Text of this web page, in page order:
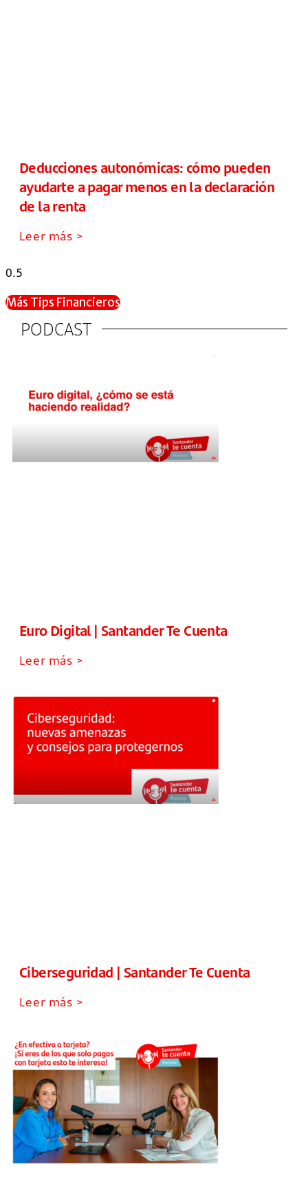
Deducciones autonómicas: cómo pueden
ayudarte a pagar menos en la declaración
de la renta
Leer más >
Más Tips Financieros
PODCAST
Euro Digital | Santander Te Cuenta
Leer más >
Ciberseguridad | Santander Te Cuenta
Leer más >